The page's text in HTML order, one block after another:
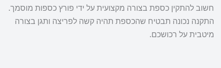
חשוב להתקין כספת בצורה מקצועית על ידי פורץ כספות מוסמך.
התקנה נכונה תבטיח שהכספת תהיה קשה לפריצה ותגן בצורה
מיטבית על רכושכם.